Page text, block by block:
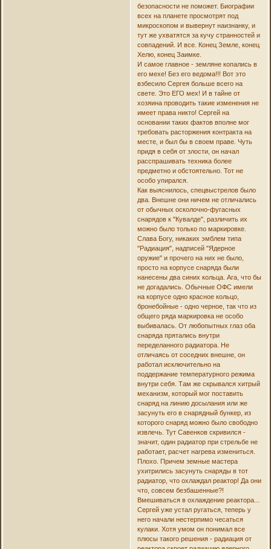
безопасности не поможет. Биографии
всех на планете просмотрят под
микроскопом и вывернут наизнанку, и
тут же ухватятся за кучу странностей и
совпадений. И все. Конец Земле, конец
Хелю, конец Заимке.
И самое главное - земляне копались в
его мехе! Без его ведома!!! Вот это
взбесило Сергея больше всего на
свете. Это ЕГО мех! И в тайне от
хозяина проводить такие изменения не
имеет права никто! Сергей на
основании таких фактов вполне мог
требовать расторжения контракта на
месте, и был бы в своем праве. Чуть
придя в себя от злости, он начал
расспрашивать техника более
предметно и обстоятельно. Тот не
особо упирался.
Как выяснилось, спецвыстрелов было
два. Внешне они ничем не отличались
от обычных осколочно-фугасных
снарядов к "Кувалде", различить их
можно было только по маркировке.
Слава Богу, никаких эмблем типа
"Радиация", надписей "Ядерное
оружие" и прочего на них не было,
просто на корпусе снаряда были
нанесены два синих кольца. Ага, что бы
не догадались. Обычные ОФС имели
на корпусе одно красное кольцо,
бронебойные - одно черное, так что из
общего ряда маркировка не особо
выбивалась. От любопытных глаз оба
снаряда прятались внутри
переделанного радиатора. Не
отличаясь от соседних внешне, он
работал исключительно на
поддержание температурного режима
внутри себя. Там же скрывался хитрый
механизм, который мог поставить
снаряд на линию досылания или же
засунуть его в снарядный бункер, из
которого снаряд можно было свободно
извлечь. Тут Савенков скривился -
значит, один радиатор при стрельбе не
работает, расчет нагрева измениться.
Плохо. Причем земные мастера
ухитрились засунуть снаряды в тот
радиатор, что охлаждал реактор! Да они
что, совсем безбашенные?!
Вмешиваться в охлаждение реактора...
Сергей уже устал ругаться, теперь у
него начали нестерпимо чесаться
кулаки. Хотя умом он понимал все
плюсы такого решения - радиация от